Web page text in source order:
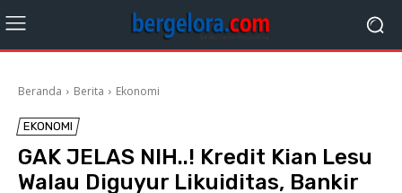
Beranda Berita Ekonomi
EKONOMI
GAK JELAS NIH..! Kredit Kian Lesu
Walau Diguyur Likuiditas, Bankir